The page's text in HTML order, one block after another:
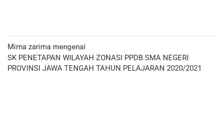
Mirna zarima mengenai
SK PENETAPAN WILAYAH ZONASI PPDB SMA NEGERI
PROVINSI JAWA TENGAH TAHUN PELAJARAN 2020/2021